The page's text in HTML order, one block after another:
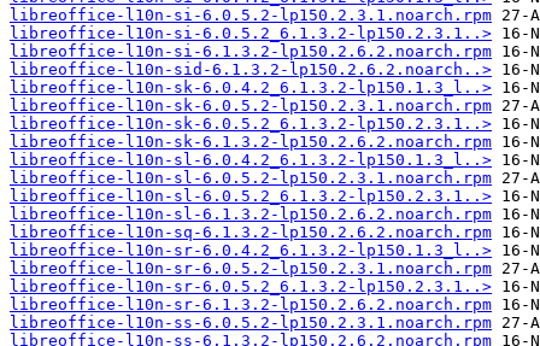
libreoffice-l10n-si-6.0.5.2-lp150.2.3.1.noarch.rpm
libreoffice-l10n-si-6.0.5.2_6.1.3.2-lp150.2.3.1..>
libreoffice-l10n-si-6.1.3.2-lp150.2.6.2.noarch.rpm
libreoffice-l10n-sid-6.1.3.2-lp150.2.6.2.noarch..>
libreoffice-l10n-sk-6.0.4.2_6.1.3.2-lp150.1.3_l..>
libreoffice-l10n-sk-6.0.5.2-lp150.2.3.1.noarch.rpm
libreoffice-l10n-sk-6.0.5.2_6.1.3.2-lp150.2.3.1..>
libreoffice-l10n-sk-6.1.3.2-lp150.2.6.2.noarch.rpm
libreoffice-l10n-sl-6.0.4.2_6.1.3.2-lp150.1.3_l..>
libreoffice-l10n-sl-6.0.5.2-lp150.2.3.1.noarch.rpm
libreoffice-l10n-sl-6.0.5.2_6.1.3.2-lp150.2.3.1..>
libreoffice-l10n-sl-6.1.3.2-lp150.2.6.2.noarch.rpm
libreoffice-l10n-sq-6.1.3.2-lp150.2.6.2.noarch.rpm
libreoffice-l10n-sr-6.0.4.2_6.1.3.2-lp150.1.3_l..>
libreoffice-l10n-sr-6.0.5.2-lp150.2.3.1.noarch.rpm
libreoffice-l10n-sr-6.0.5.2_6.1.3.2-lp150.2.3.1..>
libreoffice-l10n-sr-6.1.3.2-lp150.2.6.2.noarch.rpm
libreoffice-l10n-ss-6.0.5.2-lp150.2.3.1.noarch.rpm
libreoffice-l10n-ss-6.1.3.2-lp150.2.6.2.noarch.rpm